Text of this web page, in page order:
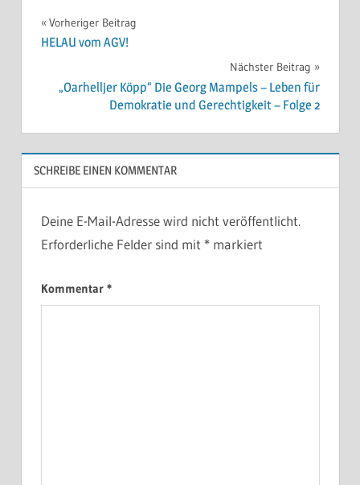
Beitragsnavigation
Vorheriger Beitrag
HELAU vom AGV!
Nächster Beitrag
„Oarhelljer Köpp“ Die Georg Mampels – Leben für
Demokratie und Gerechtigkeit – Folge 2
SCHREIBE EINEN KOMMENTAR
Deine E-Mail-Adresse wird nicht veröffentlicht.
Erforderliche Felder sind mit *markiert
Kommentar *